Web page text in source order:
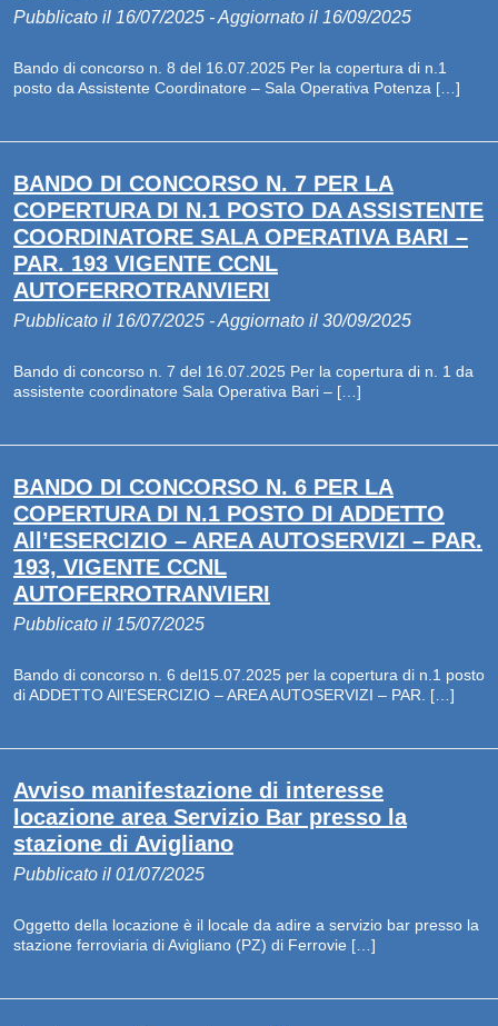
Pubblicato il 16/07/2025 - Aggiornato il 16/09/2025
Bando di concorso n. 8 del 16.07.2025 Per la copertura di n.1
posto da Assistente Coordinatore – Sala Operativa Potenza […]
BANDO DI CONCORSO N. 7 PER LA
COPERTURA DI N.1 POSTO DA ASSISTENTE
COORDINATORE SALA OPERATIVA BARI –
PAR. 193 VIGENTE CCNL
AUTOFERROTRANVIERI
Pubblicato il 16/07/2025 - Aggiornato il 30/09/2025
Bando di concorso n. 7 del 16.07.2025 Per la copertura di n. 1 da
assistente coordinatore Sala Operativa Bari – […]
BANDO DI CONCORSO N. 6 PER LA
COPERTURA DI N.1 POSTO DI ADDETTO
All’ESERCIZIO – AREA AUTOSERVIZI – PAR.
193, VIGENTE CCNL
AUTOFERROTRANVIERI
Pubblicato il 15/07/2025
Bando di concorso n. 6 del15.07.2025 per la copertura di n.1 posto
di ADDETTO All’ESERCIZIO – AREA AUTOSERVIZI – PAR. […]
Avviso manifestazione di interesse
locazione area Servizio Bar presso la
stazione di Avigliano
Pubblicato il 01/07/2025
Oggetto della locazione è il locale da adire a servizio bar presso la
stazione ferroviaria di Avigliano (PZ) di Ferrovie […]